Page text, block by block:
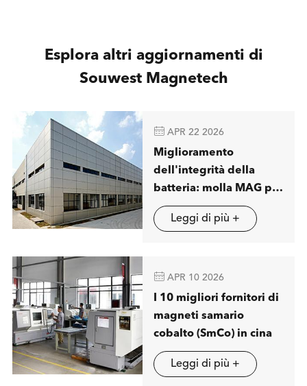
Esplora altri aggiornamenti di
Souwest Magnetech
 APR 22 2026
Miglioramento
dell'integrità della
batteria: molla MAG per
visualizzare soluzioni
avanzate di separazione
Leggi di più +
 APR 10 2026
I 10 migliori fornitori di
magneti samario
cobalto (SmCo) in cina
Leggi di più +